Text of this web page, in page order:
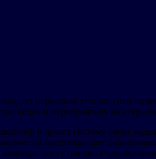
передовой технологией
видео и мероприятиях на
и делает систему очень
предотвращает
могут говорить